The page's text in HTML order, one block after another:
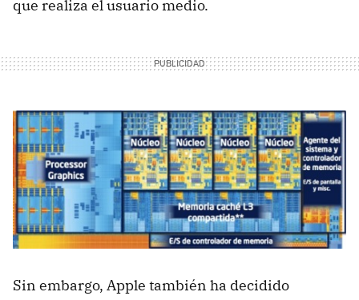
que realiza el usuario medio.
Sin embargo, Apple también ha decidido